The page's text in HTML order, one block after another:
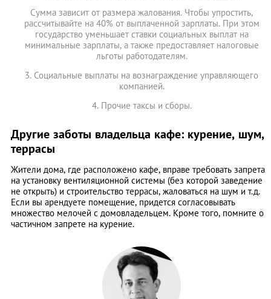
Сумма зависит от размера жалования. Чтобы упростить,
рассчитывайте на 40% от выплаченной зарплаты. При этом
государство уменьшает ставки социальных выплат на
минимальные зарплаты, а также предоставляет налоговые
льготы работодателям.
3. Социальные выплаты на вознаграждение управляющего
компанией.
4. Прочие таксы и сборы.
Другие заботы владельца кафе: курение, шум,
террасы
Жители дома, где расположено кафе, вправе требовать запрета
на установку вентиляционной системы (без которой заведение
не открыть) и строительство террасы, жаловаться на шум и т.д.
Если вы арендуете помещение, придется согласовывать
множество мелочей с домовладельцем. Кроме того, помните о
частичном запрете на курение.